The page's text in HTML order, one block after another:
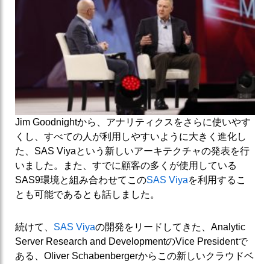
Jim Goodnightから、アナリティクスをさらに使いやす
くし、すべての人が利用しやすいように大きく進化し
た、SAS Viyaという新しいアーキテクチャの発表を行
いました。また、すでに顧客の多くが使用している
SAS9環境と組み合わせてこのSAS Viyaを利用するこ
とも可能であるとも話しました。
続けて、 SAS Viyaの開発をリードしてきた、Analytic
Server Research and DevelopmentのVice Presidentで
ある、Oliver Schabenbergerからこの新しいクラウドベ